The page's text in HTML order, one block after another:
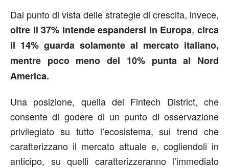
Dal punto di vista delle strategie di crescita, invece,
oltre il 37% intende espandersi in Europa,circa
il 14% guarda solamente al mercato italiano,
mentre poco meno del 10% punta al Nord
America.
Una posizione, quella del Fintech District, che
consente di godere di un punto di osservazione
privilegiato su tutto l’ecosistema, sui trend che
caratterizzano il mercato attuale e, cogliendoli in
anticipo, su quelli caratterizzeranno l’immediato